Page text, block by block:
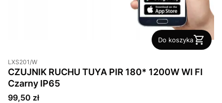
Do koszyka
LXS201/W
CZUJNIK RUCHU TUYA PIR 180* 1200W WI FI
Czarny IP65
Cena
99,50 zł